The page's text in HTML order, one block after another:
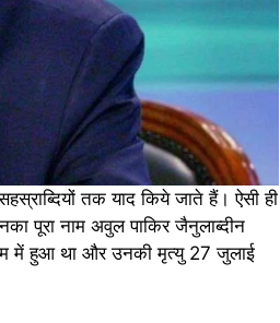
तक याद किये जाते हैं। ऐसी ही
पूरा नाम अवुल पाकिर जैनुलाब्दीन
में हुआ था और उनकी मृत्यु 27 जुलाई